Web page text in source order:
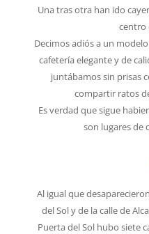
Una tras otra han ido
centro
Decimos adiós a un
cafetería elegante y de
juntábamos sin prisas
compartir ratos
Es verdad que sigue
son lugares de
Al igual que
del Sol y de la calle de
Puerta del Sol hubo siete